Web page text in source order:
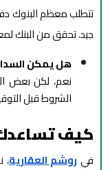
جيد. تحقق من البنك
هل يمكن
نعم، لكن بعض
الشروط قبل
كيف
فيروشم العقارية،